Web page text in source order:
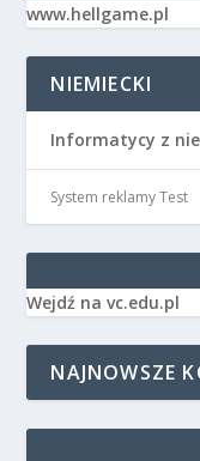
www.hellgame.pl
NIEMIECKI
Informatycy z
System reklamy Test
Wejdź na vc.edu.pl
NAJNOWSZE